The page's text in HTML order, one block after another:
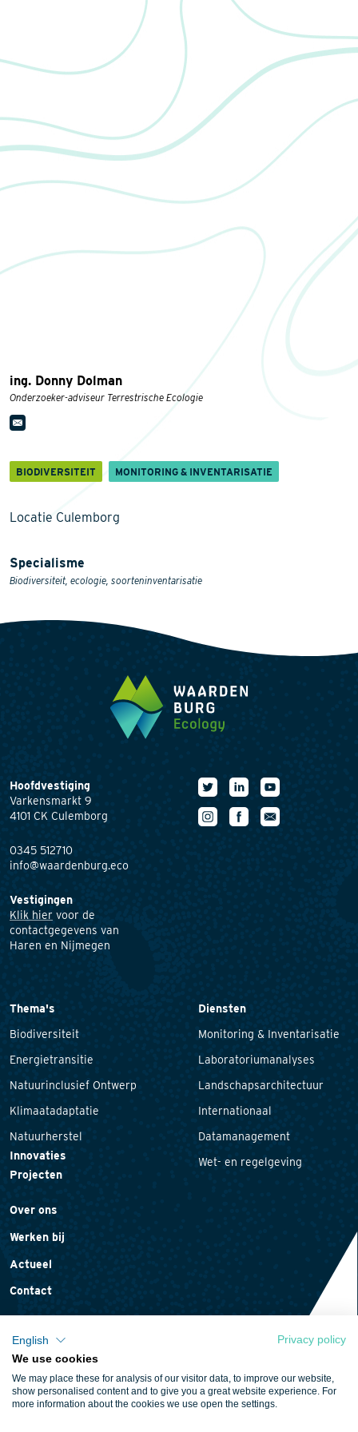
ing. Donny Dolman
Onderzoeker-adviseur Terrestrische Ecologie
BIODIVERSITEIT MONITORING & INVENTARISATIE
Locatie Culemborg
Specialisme
Biodiversiteit, ecologie, soorteninventarisatie
Hoofdvestiging
Varkensmarkt 9
4101 CK Culemborg
0345 512710
info@waardenburg.eco
Vestigingen
Klik hier voor de
contactgegevens van
Haren en Nijmegen
Thema's
Biodiversiteit
Energietransitie
Natuurinclusief Ontwerp
Klimaatadaptatie
Natuurherstel
Innovaties
Projecten
Diensten
Monitoring & Inventarisatie
Laboratoriumanalyses
Landschapsarchitectuur
Internationaal
Datamanagement
Wet- en regelgeving
Over ons
Werken bij
Actueel
Contact
Cookieverklaring
Algemene voorwaarden
English
Privacy policy
We use cookies
We may place these for analysis of our visitor data, to improve our website,
show personalised content and to give you a great website experience. For
more information about the cookies we use open the settings.